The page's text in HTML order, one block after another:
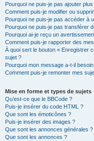
Pourquoi ne puis-je pas ajouter
Comment puis-je modifier ou
Pourquoi ne puis-je pas accéder à
Pourquoi ne puis-je pas transférer
Pourquoi ai-je reçu un
Comment puis-je rapporter des
À quoi sert le bouton « Enregistrer
sujet ?
Pourquoi mon message a-t-il
Comment puis-je remonter mes
Mise en forme et types de sujets
Qu’est-ce que le BBCode ?
Puis-je insérer du code HTML ?
Que sont les émoticônes ?
Puis-je insérer des images ?
Que sont les annonces générales ?
Que sont les annonces ?